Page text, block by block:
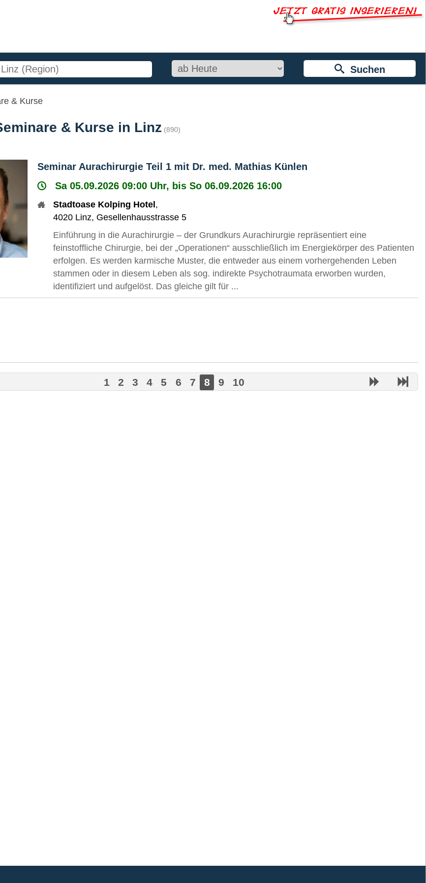
Suchen
& Kurse
& Kurse in Linz (890)
Seminar Aurachirurgie Teil 1 mit Dr. med. Mathias Künlen
Sa 05.09.2026 09:00 Uhr, bis So 06.09.2026 16:00
Stadtoase Kolping Hotel ,
4020 Linz, Gesellenhausstrasse 5
Einführung in die Aurachirurgie – der Grundkurs Aurachirurgie repräsentiert eine
feinstoffliche Chirurgie, bei der „Operationen“ ausschließlich im Energiekörper des Patienten
erfolgen. Es werden karmische Muster, die entweder aus einem vorhergehenden Leben
stammen oder in diesem Leben als sog. indirekte Psychotraumata erworben wurden,
identifiziert und aufgelöst. Das gleiche gilt für ...
1 2 3 4 5 6 7 8 9 10